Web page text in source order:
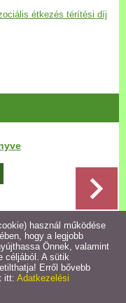
étkezés térítési díj
használ működése
hogy a legjobb
Önnek, valamint
céljából. A sütik
Erről bővebb
itt: Adatkezelési